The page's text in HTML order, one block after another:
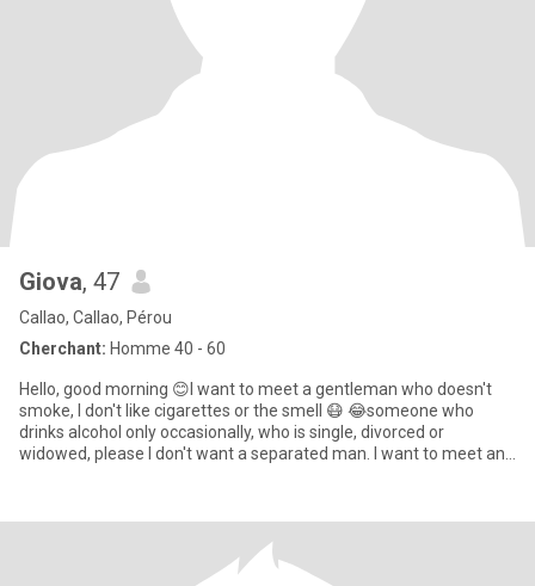
Giova, 47
Callao, Callao, Pérou
Cherchant: Homme 40 - 60
Hello, good morning 😊I want to meet a gentleman who doesn't
smoke, I don't like cigarettes or the smell 😷 😂someone who
drinks alcohol only occasionally, who is single, divorced or
widowed, please I don't want a separated man. I want to meet and